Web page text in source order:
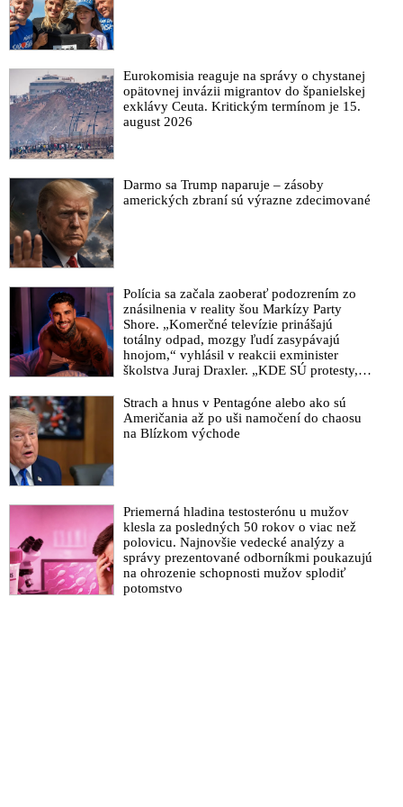
pravdy
Smrtící vakcína od společnosti Pfizer: Vážných zdravotních
následků očkování dramaticky přibývá. Záruky bezpečnosti
vakcíny žádné
Účinnost první dávky vakcíny Pfizer není vysoká, kritizuje
Izrael. Při čekání na druhou se nakazily tisíce lidí
Ohlušujúce zlyhanie masovej vakcinácie vo Francúzsku
Premiér dal zarobiť obrovské peniaze farmaceutickým firmám.
Štát nakúpi milióny vakcín
V Norsku zemřelo 23 lidí po očkování vakcínou proti
koronaviru od společnost Pfizer
COVID-19
VIDEO: Vakcína proti COVID-19 NENÍ podle definice
vakcína
Po podaní vakcíny od spoločností Pfizer/BionTech zomrel
americký lekár
Zdravotníčka zomrela dva dni po očkovaní vakcínou od
Pfizeru
Experti: Obávame sa, že vakcíny nebudú účinné voči novej
mutácii koronavírusu
vyhlásil pápež František
Fauci pripustil, že klamal o imunite stáda, aby prinútil
verejnosť k očkovaniu
The Lancet: vedecký časopis priznal, že ruská vakcína proti
Eurokomisia reaguje na správy o chystanej
opätovnej invázii migrantov do španielskej
exklávy Ceuta. Kritickým termínom je 15.
august 2026
Darmo sa Trump naparuje – zásoby
amerických zbraní sú výrazne zdecimované
Polícia sa začala zaoberať podozrením zo
znásilnenia v reality šou Markízy Party
Shore. „Komerčné televízie prinášajú
totálny odpad, mozgy ľudí zasypávajú
hnojom,“ vyhlásil v reakcii exminister
školstva Juraj Draxler. „KDE SÚ protesty,
pracovníkov?“ spýtal sa
Strach a hnus v Pentagóne alebo ako sú
Američania až po uši namočení do chaosu
na Blízkom východe
Priemerná hladina testosterónu u mužov
klesla za posledných 50 rokov o viac než
polovicu. Najnovšie vedecké analýzy a
správy prezentované odborníkmi poukazujú
na ohrozenie schopnosti mužov splodiť
potomstvo